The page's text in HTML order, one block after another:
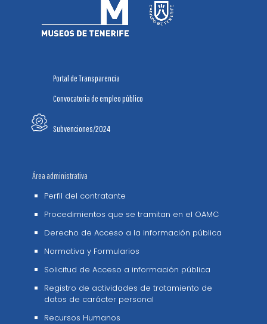
Portal de Transparencia
Convocatoria de empleo público
Subvenciones/2024
Área administrativa
Perfil del contratante
Procedimientos que se tramitan en el OAMC
Derecho de Acceso a la información pública
Normativa y Formularios
Solicitud de Acceso a información pública
Registro de actividades de tratamiento de
datos de carácter personal
Recursos Humanos